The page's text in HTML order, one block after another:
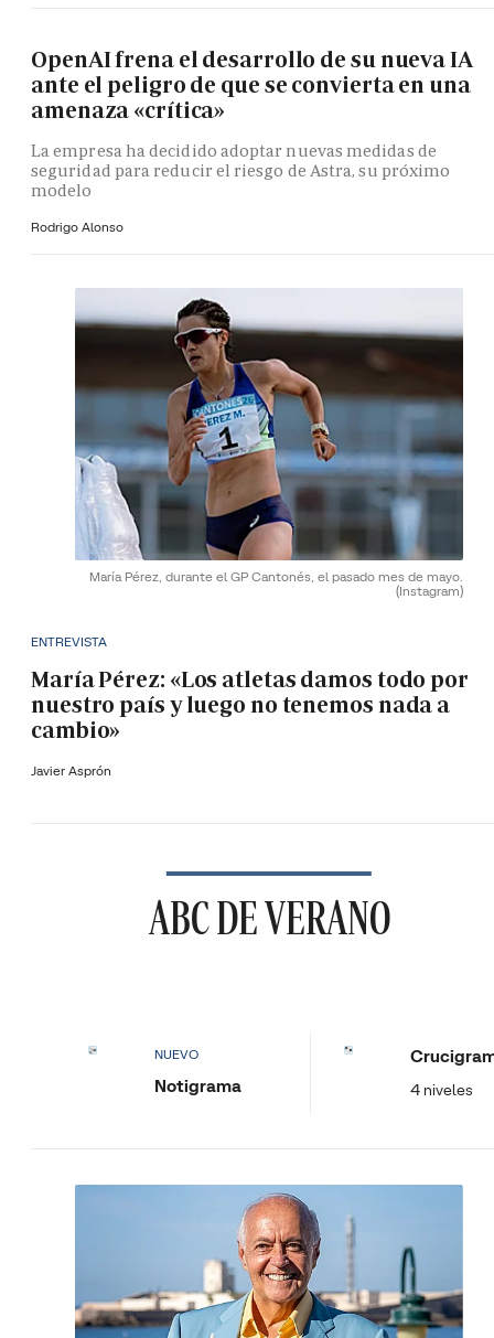
OpenAI frena el desarrollo de su nueva IA
ante el peligro de que se convierta en una
amenaza «crítica»
La empresa ha decidido adoptar nuevas medidas de
seguridad para reducir el riesgo de Astra, su próximo
modelo
Rodrigo Alonso
María Pérez, durante el GP Cantonés, el pasado mes de mayo.
(Instagram)
ENTREVISTA
María Pérez: «Los atletas damos todo por
nuestro país y luego no tenemos nada a
cambio»
Javier Asprón
ABC DE VERANO
NUEVO
Notigrama 4 niveles